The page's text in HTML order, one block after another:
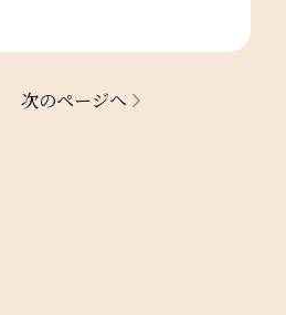
次のページへ